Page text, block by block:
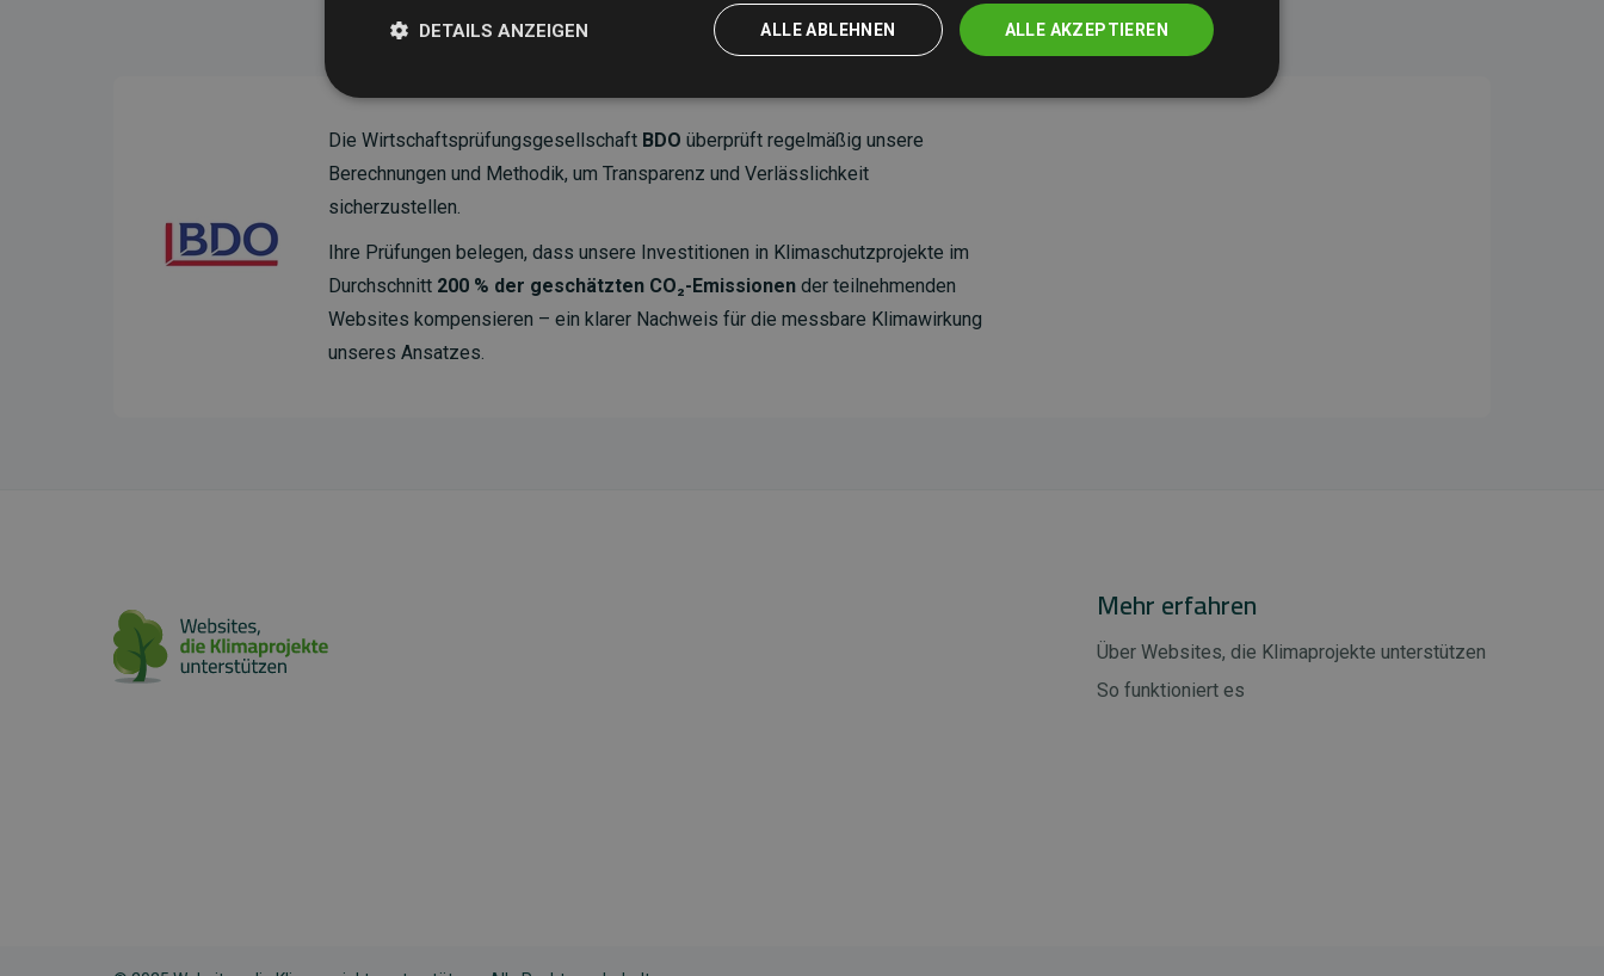
Die Wirtschaftsprüfungsgesellschaft BDO überprüft regelmäßig unsere
Berechnungen und Methodik, um Transparenz und Verlässlichkeit
sicherzustellen.
Ihre Prüfungen belegen, dass unsere Investitionen in Klimaschutzprojekte im
Durchschnitt 200 % der geschätzten CO₂-Emissionen der teilnehmenden
Websites kompensieren – ein klarer Nachweis für die messbare Klimawirkung
unseres Ansatzes.
Mehr erfahren
Über Websites, die Klimaprojekte unterstützen
So funktioniert es
ALLE AKZEPTIEREN
ALLE ABLEHNEN
DETAILS ANZEIGEN